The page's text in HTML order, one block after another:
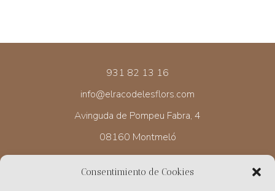
Consentimiento de Cookies
931 82 13 16
info@elracodelesflors.com
Avinguda de Pompeu Fabra, 4
08160 Montmeló